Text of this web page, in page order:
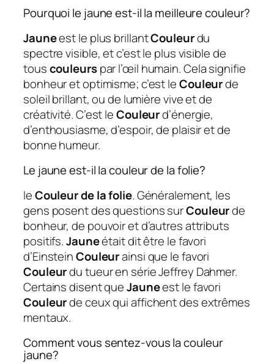
Pourquoi le jaune est-il la meilleure couleur?
Jauneest le plus brillantCouleurdu
spectre visible, et c’est le plus visible de
touscouleurspar l’œil humain. Cela signifie
bonheur et optimisme; c’est leCouleurde
soleil brillant, ou de lumière vive et de
créativité. C’est leCouleurd’énergie,
d’enthousiasme, d’espoir, de plaisir et de
bonne humeur.
Le jaune est-il la couleur de la folie?
leCouleur de la folie. Généralement, les
gens posent des questions surCouleurde
bonheur, de pouvoir et d’autres attributs
positifs.Jauneétait dit être le favori
d’EinsteinCouleurainsi que le favori
Couleurdu tueur en série Jeffrey Dahmer.
Certains disent queJauneest le favori
Couleurde ceux qui affichent des extrêmes
mentaux.
Comment vous sentez-vous la couleur
jaune?